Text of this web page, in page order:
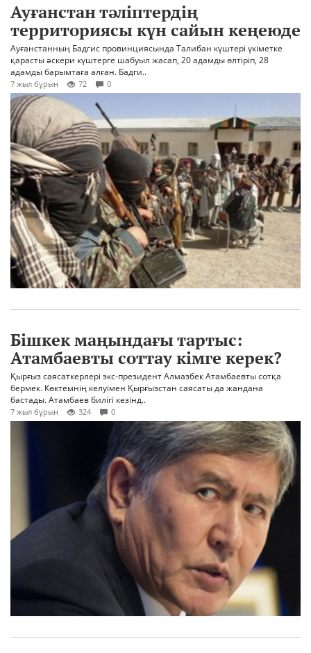
Ауғанстан тәліптердің
территориясы күн сайын кеңеюде
Ауғанстанның Бадгис провинциясында Талибан күштері үкіметке
қарасты әскери күштерге шабуыл жасап, 20 адамды өлтіріп, 28
адамды барымтаға алған. Бадги..
7 жыл бұрын 72 0
Бішкек маңындағы тартыс:
Атамбаевты соттау кімге керек?
Қырғыз саясаткерлері экс-президент Алмазбек Атамбаевты сотқа
бермек. Көктемнің келуімен Қырғызстан саясаты да жандана
бастады. Атамбаев билігі кезінд..
7 жыл бұрын 324 0